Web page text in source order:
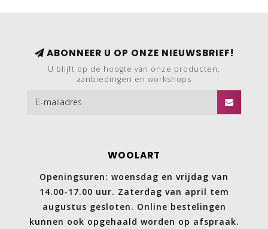
ABONNEER U OP ONZE NIEUWSBRIEF!
U blijft op de hoogte van onze producten,
aanbiedingen en workshops
WOOLART
Openingsuren: woensdag en vrijdag van
14.00-17.00 uur. Zaterdag van april tem
augustus gesloten. Online bestelingen
kunnen ook opgehaald worden op afspraak.